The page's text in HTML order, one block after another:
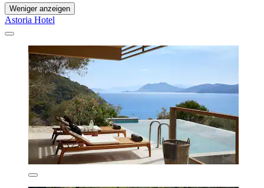
Weniger anzeigen
Astoria Hotel